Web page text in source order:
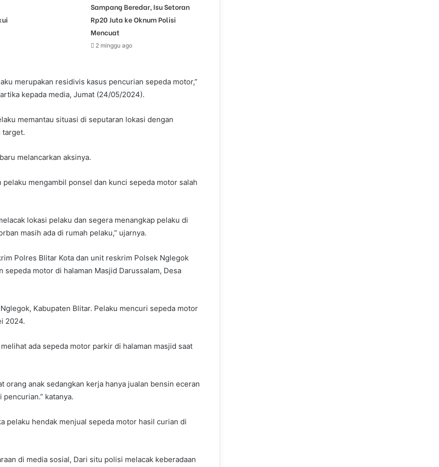
Sampang Beredar, Isu Setoran
Rp20 Juta ke Oknum Polisi
Mencuat
2 minggu ago
merupakan residivis kasus pencurian sepeda motor,”
kepada media, Jumat (24/05/2024).
memantau situasi di seputaran lokasi dengan
target.
melancarkan aksinya.
mengambil ponsel dan kunci sepeda motor salah
lokasi pelaku dan segera menangkap pelaku di
masih ada di rumah pelaku,” ujarnya.
Polres Blitar Kota dan unit reskrim Polsek Nglegok
motor di halaman Masjid Darussalam, Desa
Kabupaten Blitar. Pelaku mencuri sepeda motor
2024.
ada sepeda motor parkir di halaman masjid saat
orang anak sedangkan kerja hanya jualan bensin eceran
katanya.
pelaku hendak menjual sepeda motor hasil curian di
di media sosial, Dari situ polisi melacak keberadaan